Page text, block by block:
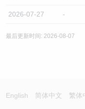
2026-07-27 -
最后更新时间: 2026-08-07
English 简体中文 繁体